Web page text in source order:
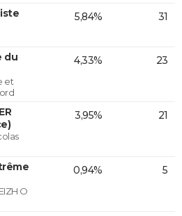
5,84% 31
du
et
4,33% 23
3,95% 21
O
0,94% 5